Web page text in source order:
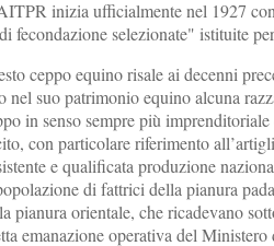
inizia ufficialmente nel 1927
fecondazione selezionate" istituite
ceppo equino risale ai decenni
nel suo patrimonio equino alcuna
in senso sempre più
con particolare riferimento
e qualificata produzione
di fattrici della pianura
pianura orientale, che ricadevano
emanazione operativa del